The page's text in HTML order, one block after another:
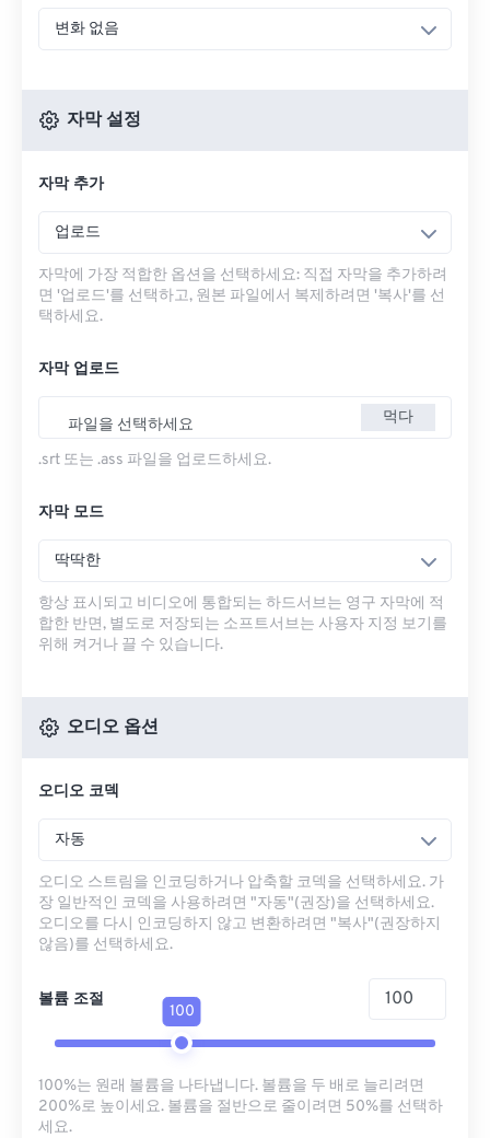
변화 없음
자막 설정
자막 추가
업로드
자막에 가장 적합한 옵션을 선택하세요: 직접 자막을 추가하려
면 '업로드'를 선택하고, 원본 파일에서 복제하려면 '복사'를 선
택하세요.
자막 업로드
파일을 선택하세요 먹다
.srt 또는 .ass 파일을 업로드하세요.
자막 모드
딱딱한
항상 표시되고 비디오에 통합되는 하드서브는 영구 자막에 적
합한 반면, 별도로 저장되는 소프트서브는 사용자 지정 보기를
위해 켜거나 끌 수 있습니다.
오디오 옵션
오디오 코덱
자동
오디오 스트림을 인코딩하거나 압축할 코덱을 선택하세요. 가
장 일반적인 코덱을 사용하려면 "자동"(권장)을 선택하세요.
오디오를 다시 인코딩하지 않고 변환하려면 "복사"(권장하지
않음)를 선택하세요.
볼륨 조절
100
100%는 원래 볼륨을 나타냅니다. 볼륨을 두 배로 늘리려면
200%로 높이세요. 볼륨을 절반으로 줄이려면 50%를 선택하
세요.